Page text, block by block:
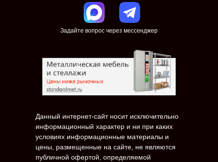
Задайте вопрос через мессенджер
Данный интернет-сайт носит исключительно
информационный характер и ни при каких
условиях информационные материалы и
цены, размещенные на сайте, не являются
публичной офертой, определяемой